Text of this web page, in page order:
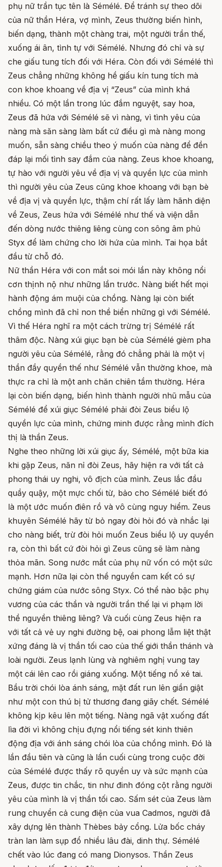
phụ nữ trần tục tên là Sémélé. Để tránh sự theo dõi
của nữ thần Héra, vợ mình, Zeus thường biến hình,
biến dạng, thành một chàng trai, một người trần thế,
xuống ái ân, tình tự với Sémélé. Nhưng đó chỉ và sự
che giấu tung tích đối với Héra. Còn đối với Sémélé thì
Zeus chẳng những không hề giấu kín tung tích mà
con khoe khoang về địa vị “Zeus” của mình khá
nhiều. Có một lần trong lúc đắm nguyệt, say hoa,
Zeus đã hứa với Sémélé sẽ vì nàng, vì tình yêu của
nàng mà săn sàng làm bất cứ điều gì mà nàng mong
muốn, sẵn sàng chiều theo ý muốn của nàng để đền
đáp lại mối tình say đắm của nàng. Zeus khoe khoang,
tự hào với người yêu về địa vị và quyền lực của mình
thì người yêu của Zeus cũng khoe khoang với bạn bè
về địa vị và quyền lực, thậm chí rất lấy làm hãnh diện
về Zeus, Zeus hứa với Sémélé như thế và viện dẫn
đến dòng nước thiêng liêng cùng con sông âm phủ
Styx để làm chứng cho lời hứa của mình. Tai họa bắt
đầu từ chỗ đó.
Nữ thần Héra với con mắt soi mói lần này không nổi
cơn thịnh nộ như những lần trước. Nàng biết hết mọi
hành động ám muội của chồng. Nàng lại còn biết
chồng mình đã chỉ non thề biển những gì với Sémélé.
Vì thế Héra nghĩ ra một cách trừng trị Sémélé rất
thâm độc. Nàng xúi giục bạn bè của Sémélé gièm pha
người yêu của Sémélé, rằng đó chẳng phải là một vị
thần đầy quyền thế như Sémélé vẫn thường khoe, mà
thực ra chỉ là một anh chăn chiên tầm thường. Héra
lại còn biến dạng, biến hình thành người nhũ mẫu của
Sémélé để xúi giục Sémélé phải đòi Zeus biểu lộ
quyền lực của mình, chứng minh được rằng mình đích
thị là thần Zeus.
Nghe theo những lời xúi giục ấy, Sémélé, một bữa kia
khi gặp Zeus, năn nỉ đòi Zeus, hãy hiện ra với tất cả
phong thái uy nghi, vô địch của mình. Zeus lắc đầu
quầy quậy, một mực chối từ, bảo cho Sémélé biết đó
là một ước muốn điên rồ và vô cùng nguy hiểm. Zeus
khuyên Sémélé hãy từ bỏ ngay đòi hỏi đó và nhắc lại
cho nàng biết, trừ đòi hỏi muốn Zeus biểu lộ uy quyền
ra, còn thì bất cứ đòi hỏi gì Zeus cũng sẽ làm nàng
thỏa mãn. Song nước mắt của phụ nữ vốn có một sức
mạnh. Hơn nữa lại còn thề nguyền cam kết có sự
chứng giám của nước sông Styx. Có thể nào bậc phụ
vương của các thần và người trần thế lại vi phạm lời
thề nguyền thiêng liêng? Và cuối cùng Zeus hiện ra
với tất cả vẻ uy nghi đường bệ, oai phong lẫm liệt thật
xứng đáng là vị thần tối cao của thế giới thần thánh và
loài người. Zeus lạnh lùng và nghiêm nghị vung tay
một cái lên cao rồi giáng xuống. Một tiếng nổ xé tai.
Bầu trời chói lòa ánh sáng, mặt đất run lên giần giật
như một con thú bị tử thương đang giãy chết. Sémélé
không kịp kêu lên một tiếng. Nàng ngã vật xuống đất
lìa đời vì không chịu đựng nổi tiếng sét kinh thiên
động địa với ánh sáng chói lòa của chồng mình. Đó là
lần đầu tiên và cũng là lần cuối cùng trong cuộc đời
của Sémélé được thấy rõ quyền uy và sức mạnh của
Zeus, được tin chắc, tin như đinh đóng cột rằng người
yêu của mình là vị thần tối cao. Sấm sét của Zeus làm
rung chuyển cả cung điện của vua Cadmos, người đã
xây dựng lên thành Thèbes bảy cổng. Lửa bốc cháy
tràn lan làm sụp đổ nhiều lâu đài, dinh thự. Sémélé
chết vào lúc đang có mang Dionysos. Thần Zeus